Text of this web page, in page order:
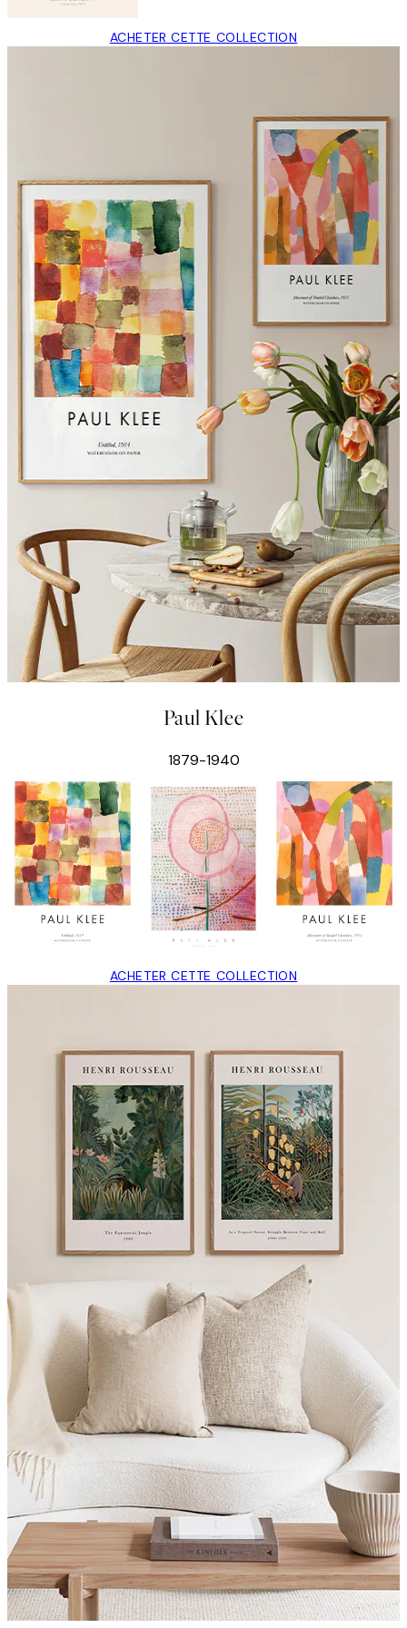
ACHETER CETTE COLLECTION
Paul Klee
1879-1940
ACHETER CETTE COLLECTION